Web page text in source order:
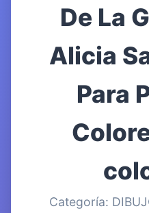
De La
Alicia
Para
Categoría: